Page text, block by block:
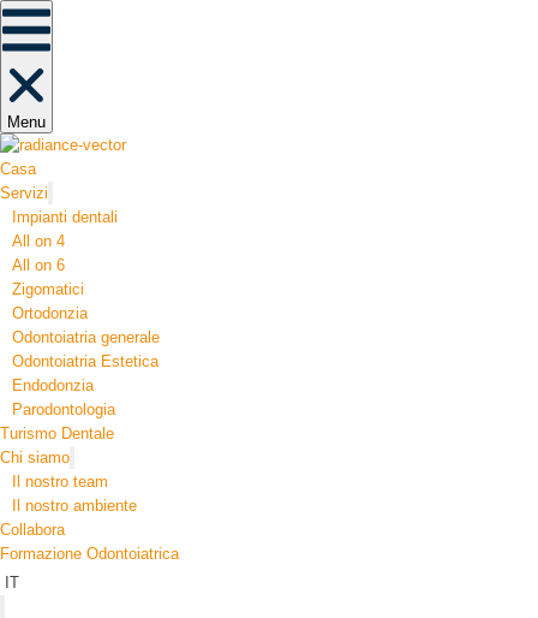
Menu
Casa
Servizi
Impianti dentali
All on 4
All on 6
Zigomatici
Ortodonzia​
Odontoiatria generale
Odontoiatria Estetica
Endodonzia
Parodontologia
Turismo Dentale
Chi siamo
Il nostro team
Il nostro ambiente
Collabora
Formazione Odontoiatrica
IT